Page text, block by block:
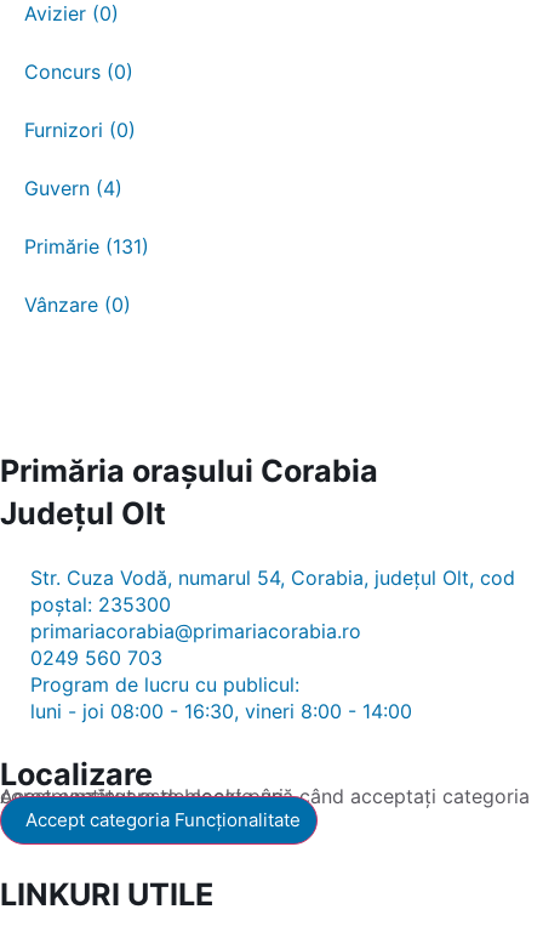
Avizier (0)
Concurs (0)
Furnizori (0)
Guvern (4)
Primărie (131)
Vânzare (0)
Primăria orașului Corabia
Județul Olt
Str. Cuza Vodă, numarul 54, Corabia, județul Olt, cod
poștal: 235300
primariacorabia@primariacorabia.ro
0249 560 703
Program de lucru cu publicul:
luni - joi 08:00 - 16:30, vineri 8:00 - 14:00
Localizare
Acest conținut este blocat până când acceptați categoria corespunzătoare de cookie-uri.
Accept categoria Funcționalitate
LINKURI UTILE